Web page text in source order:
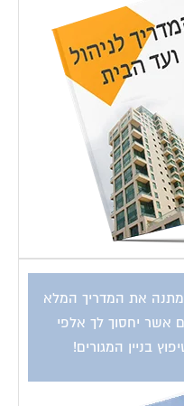
את המדריך המלא
אשר יחסוך לך אלפי
בניין המגורים!